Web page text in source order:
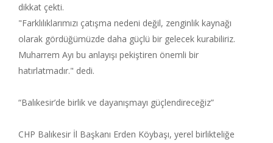
dikkat çekti.
"Farklılıklarımızı çatışma nedeni değil, zenginlik kaynağı
olarak gördüğümüzde daha güçlü bir gelecek kurabiliriz.
Muharrem Ayı bu anlayışı pekiştiren önemli bir
hatırlatmadır." dedi.
“Balıkesir’de birlik ve dayanışmayı güçlendireceğiz”
CHP Balıkesir İl Başkanı Erden Köybaşı, yerel birlikteliğe